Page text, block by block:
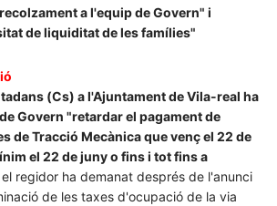
a l'equip de Govern" i
de liquiditat de les famílies"
(Cs) a l'Ajuntament de Vila-real ha
Govern "retardar el pagament de
de Tracció Mecànica que venç el 22 de
el 22 de juny o fins i tot fins a
regidor ha demanat després de l'anunci
de les taxes d'ocupació de la via